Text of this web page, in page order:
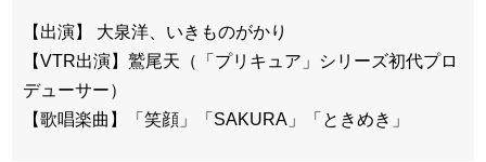
【出演】 大泉洋、いきものがかり
【VTR出演】鷲尾天（「プリキュア」シリーズ初代プロ
デューサー）
【歌唱楽曲】「笑顔」「SAKURA」「ときめき」